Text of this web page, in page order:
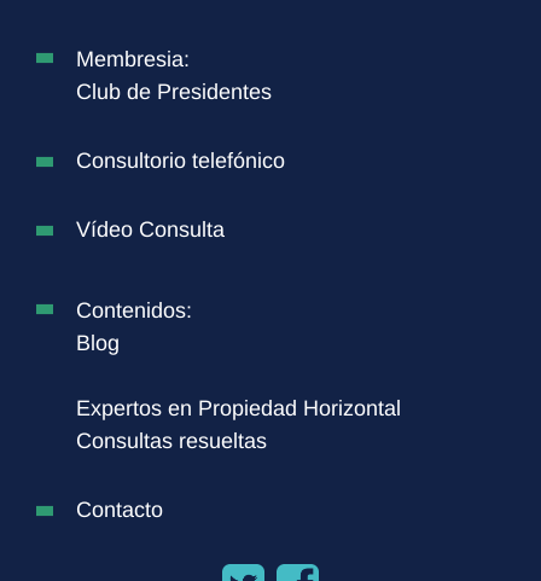
Membresia:
Club de Presidentes
Consultorio telefónico
Vídeo Consulta
Contenidos:
Blog
Expertos en Propiedad Horizontal
Consultas resueltas
Contacto